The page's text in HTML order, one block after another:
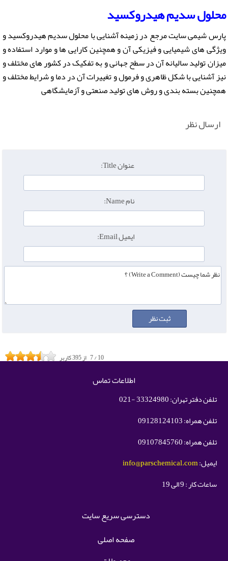
محلولسدیم هیدروکسید
پارس شیمی سایت مرجع در زمینه آشنایی با محلول سدیم هیدروکسید و
ویژگی های شیمیایی و فیزیکی آن و همچنین کارایی ها و موارد استفاده و
میزان تولید سالیانه آن در سطح جهانی و به تفکیک در کشور های مختلف و
نیز آشنایی با شکل ظاهری و فرمول و تغییرات آن در دما و شرایط مختلف و
همچنین بسته بندی و روش های تولید صنعتی و آزمایشگاهی
ارسال نظر
عنوان Title:
نام Name:
ایمیل Email:
7/10 از395کاربر
اطلاعات تماس
تلفن دفتر تهران: 33324980 -021
تلفن همراه: 09128124103
تلفن همراه: 09107845760
ایمیل:info@parschemical.com
ساعات کار : 9 الی 19
دسترسی سریع سایت
صفحه اصلی